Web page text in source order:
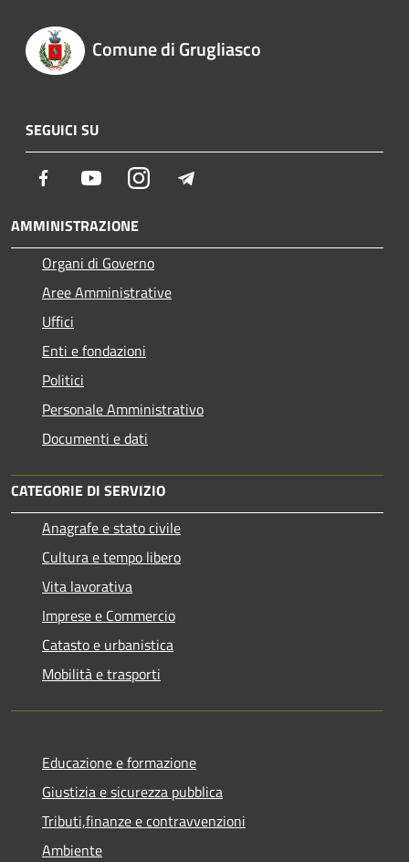
Comune di Grugliasco
SEGUICI SU
Facebook YoutubeInstagram
AMMINISTRAZIONE
Organi di Governo
Aree Amministrative
Uffici
Enti e fondazioni
Politici
Personale Amministrativo
Documenti e dati
CATEGORIE DI SERVIZIO
Anagrafe e stato civile
Cultura e tempo libero
Vita lavorativa
Imprese e Commercio
Catasto e urbanistica
Mobilità e trasporti
Educazione e formazione
Giustizia e sicurezza pubblica
Tributi,finanze e contravvenzioni
Ambiente